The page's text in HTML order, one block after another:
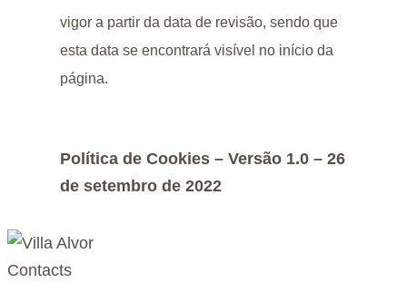
vigor a partir da data de revisão, sendo que
esta data se encontrará visível no início da
página.
Política de Cookies – Versão 1.0 – 26
de setembro de 2022
Contacts